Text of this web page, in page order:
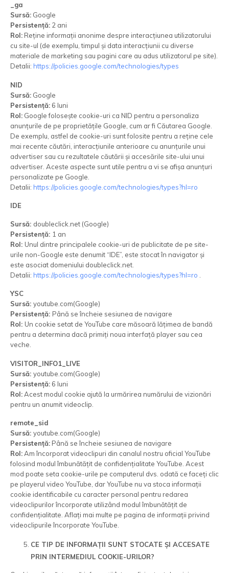
_ga
Sursă: Google
Persistență: 2 ani
Rol: Reține informații anonime despre interacțiunea utilizatorului
cu site-ul (de exemplu, timpul și data interacțiunii cu diverse
materiale de marketing sau pagini care au adus utilizatorul pe site).
Detalii: https://policies.google.com/technologies/types
NID
Sursă: Google
Persistență: 6 luni
Rol: Google folosește cookie-uri ca NID pentru a personaliza
anunțurile de pe proprietățile Google, cum ar fi Căutarea Google.
De exemplu, astfel de cookie-uri sunt folosite pentru a reține cele
mai recente căutări, interacțiunile anterioare cu anunțurile unui
advertiser sau cu rezultatele căutării și accesările site-ului unui
advertiser. Aceste aspecte sunt utile pentru a vi se afișa anunțuri
personalizate pe Google.
Detalii: https://policies.google.com/technologies/types?hl=ro
IDE
Sursă: doubleclick.net (Google)
Persistență: 1 an
Rol: Unul dintre principalele cookie-uri de publicitate de pe site-
urile non-Google este denumit “IDE”, este stocat în navigator și
este asociat domeniului doubleclick.net.
Detalii: https://policies.google.com/technologies/types?hl=ro
YSC
Sursă: youtube.com(Google)
Persistență: Până se încheie sesiunea de navigare
Rol: Un cookie setat de YouTube care măsoară lățimea de bandă
pentru a determina dacă primiți noua interfață player sau cea
veche.
VISITOR_INFO1_LIVE
Sursă: youtube.com(Google)
Persistență: 6 luni
Rol:Acest modul cookie ajută la urmărirea numărului de vizionări
pentru un anumit videoclip.
remote_sid
Sursă: youtube.com(Google)
Persistență: Până se încheie sesiunea de navigare
Rol:Am încorporat videoclipuri din canalul nostru oficial YouTube
folosind modul îmbunătățit de confidențialitate YouTube. Acest
mod poate seta cookie-urile pe computerul dvs. odată ce faceți clic
pe playerul video YouTube, dar YouTube nu va stoca informații
cookie identificabile cu caracter personal pentru redarea
videoclipurilor încorporate utilizând modul îmbunătățit de
confidențialitate. Aflați mai multe pe pagina de informații privind
videoclipurile încorporate YouTube.
CE TIP DE INFORMAȚII SUNT STOCATE ȘI ACCESATE
PRIN INTERMEDIUL COOKIE-URILOR?